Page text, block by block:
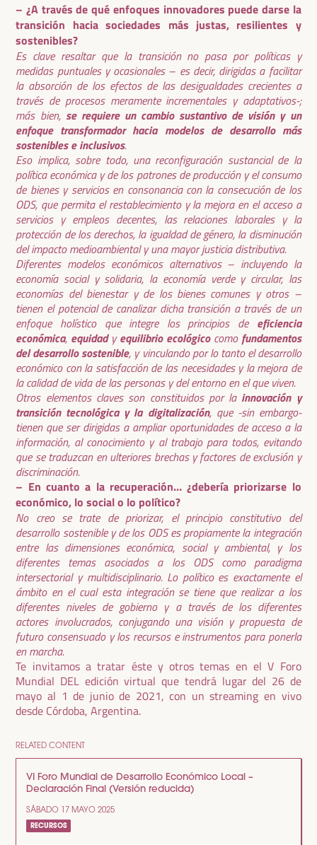
– ¿A través de qué enfoques innovadores puede darse la
transición hacia sociedades más justas, resilientes y
sostenibles?
Es clave resaltar que la transición no pasa por políticas y
medidas puntuales y ocasionales – es decir, dirigidas a facilitar
la absorción de los efectos de las desigualdades crecientes a
través de procesos meramente incrementales y adaptativos-;
más bien, se requiere un cambio sustantivo de visión y un
enfoque transformador hacia modelos de desarrollo más
sostenibles e inclusivos.
Eso implica, sobre todo, una reconfiguración sustancial de la
política económica y de los patrones de producción y el consumo
de bienes y servicios en consonancia con la consecución de los
ODS, que permita el restablecimiento y la mejora en el acceso a
servicios y empleos decentes, las relaciones laborales y la
protección de los derechos, la igualdad de género, la disminución
del impacto medioambiental y una mayor justicia distributiva.
Diferentes modelos económicos alternativos – incluyendo la
economía social y solidaria, la economía verde y circular, las
economías del bienestar y de los bienes comunes y otros –
tienen el potencial de canalizar dicha transición a través de un
enfoque holístico que integre los principios de eficiencia
económica, equidad yequilibrio ecológicocomo fundamentos
del desarrollo sostenible, y vinculando por lo tanto el desarrollo
económico con la satisfacción de las necesidades y la mejora de
la calidad de vida de las personas y del entorno en el que viven.
Otros elementos claves son constituidos por la innovación y
transición tecnológica y la digitalización, que -sin embargo-
tienen que ser dirigidas a ampliar oportunidades de acceso a la
información, al conocimiento y al trabajo para todos, evitando
que se traduzcan en ulteriores brechas y factores de exclusión y
discriminación.
– En cuanto a la recuperación… ¿debería priorizarse lo
económico, lo social o lo político?
No creo se trate de priorizar, el principio constitutivo del
desarrollo sostenible y de los ODS es propiamente la integración
entre las dimensiones económica, social y ambiental, y los
diferentes temas asociados a los ODS como paradigma
intersectorial y multidisciplinario. Lo político es exactamente el
ámbito en el cual esta integración se tiene que realizar a los
diferentes niveles de gobierno y a través de los diferentes
actores involucrados, conjugando una visión y propuesta de
futuro consensuado y los recursos e instrumentos para ponerla
en marcha.
Te invitamos a tratar éste y otros temas en el V Foro
Mundial DEL edición virtual que tendrá lugar del 26 de
mayo al 1 de junio de 2021, con un streaming en vivo
desde Córdoba, Argentina.
RELATED CONTENT
VI Foro Mundial de Desarrollo Económico Local –
Declaración Final (Versión reducida)
SÁBADO 17 MAYO 2025
RECURSOS